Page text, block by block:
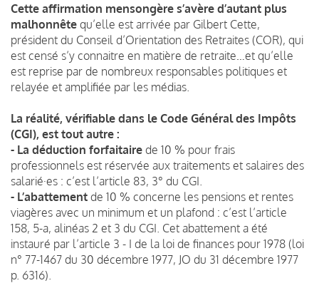
Cette affirmation mensongère s’avère d’autant plus
malhonnête qu’elle est arrivée par Gilbert Cette,
président du Conseil d’Orientation des Retraites (COR), qui
est censé s’y connaitre en matière de retraite…et qu’elle
est reprise par de nombreux responsables politiques et
relayée et amplifiée par les médias.
La réalité, vérifiable dans le Code Général des Impôts
(CGI), est tout autre :
- La déduction forfaitaire de 10 % pour frais
professionnels est réservée aux traitements et salaires des
salarié·es : c’est l’article 83, 3° du CGI.
- L’abattement de 10 % concerne les pensions et rentes
viagères avec un minimum et un plafond : c’est l’article
158, 5-a, alinéas 2 et 3 du CGI. Cet abattement a été
instauré par l’article 3 - I de la loi de finances pour 1978 (loi
n° 77-1467 du 30 décembre 1977, JO du 31 décembre 1977
p. 6316).